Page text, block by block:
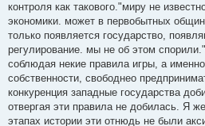
контроля как такового."миру не
экономики. может в первобытных
только появляется государство,
регулирование. мы не об этом
соблюдая некие правила игры, а
собственности, свободнео
конкуренция западные государства
отвергая эти правила не добилась. Я
этапах истории эти отнюдь не были